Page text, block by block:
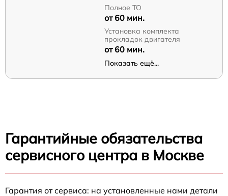
Полное ТО
от 60 мин.
Установка комплекта
прокладок двигателя
от 60 мин.
Показать ещё...
Гарантийные обязательства
сервисного центра в Москве
Гарантия от сервиса: на установленные нами детали